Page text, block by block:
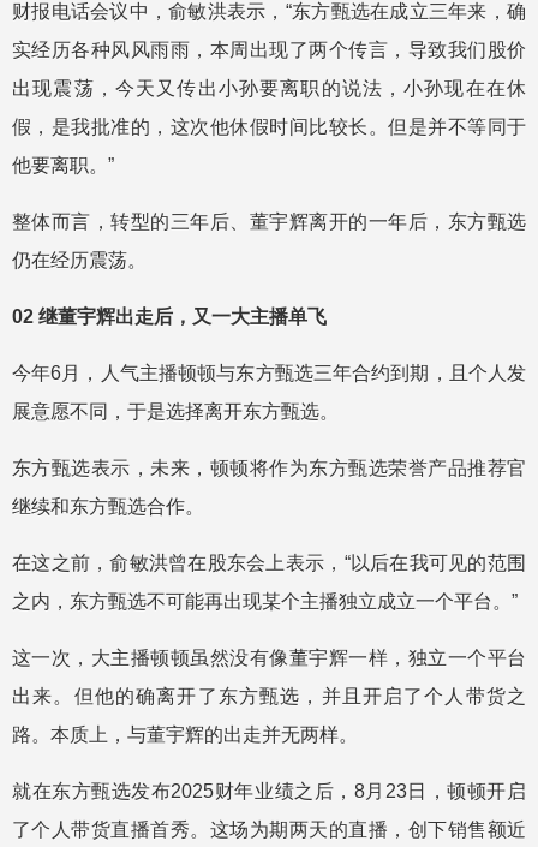
财报电话会议中，俞敏洪表示，“东方甄选在成立三年来，确
实经历各种风风雨雨，本周出现了两个传言，导致我们股价
出现震荡，今天又传出小孙要离职的说法，小孙现在在休
假，是我批准的，这次他休假时间比较长。但是并不等同于
他要离职。”
整体而言，转型的三年后、董宇辉离开的一年后，东方甄选
仍在经历震荡。
02 继董宇辉出走后，又一大主播单飞
今年6月，人气主播顿顿与东方甄选三年合约到期，且个人发
展意愿不同，于是选择离开东方甄选。
东方甄选表示，未来，顿顿将作为东方甄选荣誉产品推荐官
继续和东方甄选合作。
在这之前，俞敏洪曾在股东会上表示，“以后在我可见的范围
之内，东方甄选不可能再出现某个主播独立成立一个平台。”
这一次，大主播顿顿虽然没有像董宇辉一样，独立一个平台
出来。但他的确离开了东方甄选，并且开启了个人带货之
路。本质上，与董宇辉的出走并无两样。
就在东方甄选发布2025财年业绩之后，8月23日，顿顿开启
了个人带货直播首秀。这场为期两天的直播，创下销售额近